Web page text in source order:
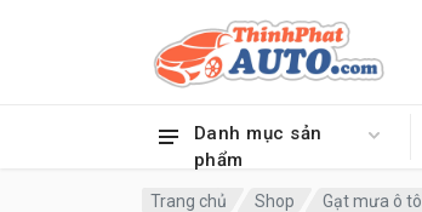
Danh mục sản
phẩm
Trang chủ Shop Gạt mưa ô tô